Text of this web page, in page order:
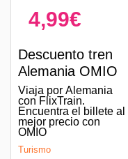
4,99€
Descuento tren
Alemania OMIO
Viaja por Alemania
con FlixTrain.
Encuentra el billete al
mejor precio con
OMIO
Turismo